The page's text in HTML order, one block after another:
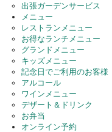
出張ガーデンサービス
メニュー
レストランメニュー
お得なランチメニュー
グランドメニュー
キッズメニュー
記念日でご利用のお客様
アルコール
ワインメニュー
デザート＆ドリンク
お弁当
オンライン予約